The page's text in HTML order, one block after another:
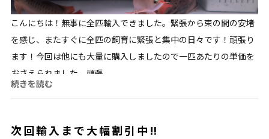
こんにちは！無事に全匹輸入できました。緊張から束の間の安堵
を感じ、またすぐに全匹の飼育に緊張と集中の日々です！頑張り
ます！今回は他にも大量に購入しましたので一匹あたりの単価を
おさえられました。頑張...
続きを読む
次回輸入まで大幅割引中‼️